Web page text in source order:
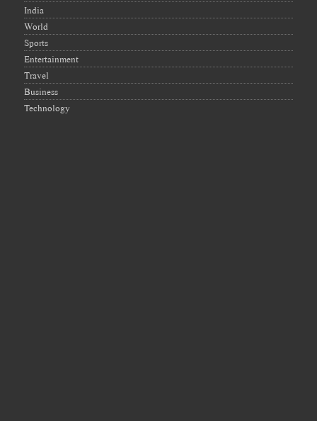
India
World
Sports
Entertainment
Travel
Business
Technology